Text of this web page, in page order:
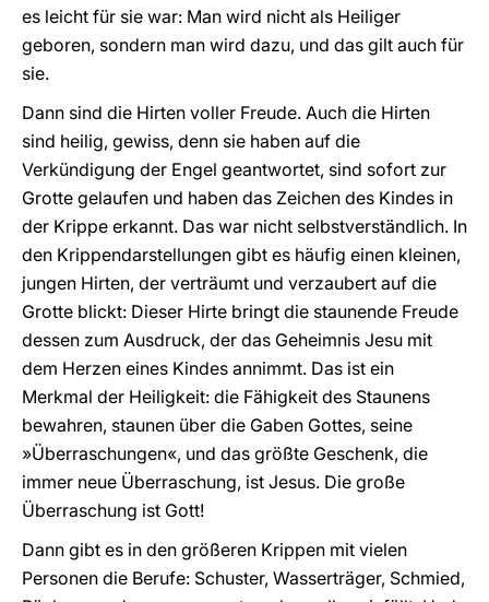
es leicht für sie war: Man wird nicht als Heiliger
geboren, sondern man wird dazu, und das gilt auch für
sie.
Dann sind die Hirten voller Freude. Auch die Hirten
sind heilig, gewiss, denn sie haben auf die
Verkündigung der Engel geantwortet, sind sofort zur
Grotte gelaufen und haben das Zeichen des Kindes in
der Krippe erkannt. Das war nicht selbstverständlich. In
den Krippendarstellungen gibt es häufig einen kleinen,
jungen Hirten, der verträumt und verzaubert auf die
Grotte blickt: Dieser Hirte bringt die staunende Freude
dessen zum Ausdruck, der das Geheimnis Jesu mit
dem Herzen eines Kindes annimmt. Das ist ein
Merkmal der Heiligkeit: die Fähigkeit des Staunens
bewahren, staunen über die Gaben Gottes, seine
»Überraschungen«, und das größte Geschenk, die
immer neue Überraschung, ist Jesus. Die große
Überraschung ist Gott!
Dann gibt es in den größeren Krippen mit vielen
Personen die Berufe: Schuster, Wasserträger, Schmied,